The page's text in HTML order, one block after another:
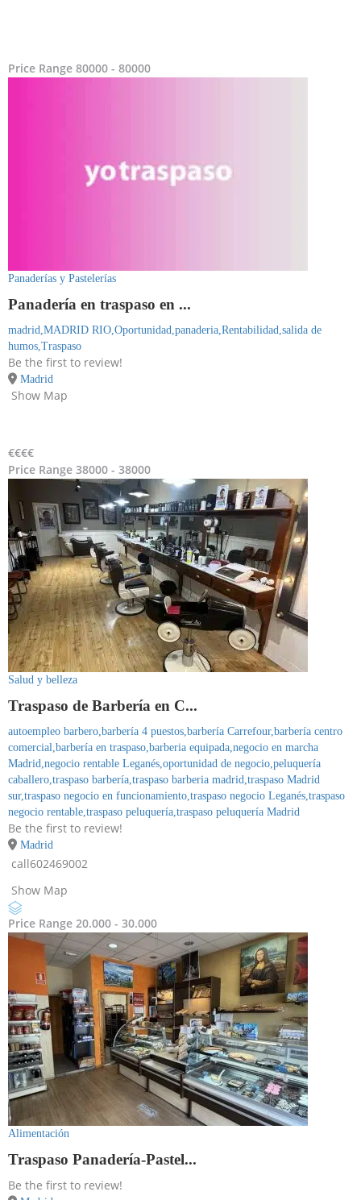
Price Range 80000 - 80000
Panaderías y Pastelerías
Panadería en traspaso en ...
madrid,MADRID RIO,Oportunidad,panaderia,Rentabilidad,salida de
humos,Traspaso
Be the first to review!
Madrid
Show Map
€€€€
Price Range 38000 - 38000
Salud y belleza
Traspaso de Barbería en C...
autoempleo barbero,barbería 4 puestos,barbería Carrefour,barbería centro
comercial,barbería en traspaso,barberia equipada,negocio en marcha
Madrid,negocio rentable Leganés,oportunidad de negocio,peluquería
caballero,traspaso barbería,traspaso barberia madrid,traspaso Madrid
sur,traspaso negocio en funcionamiento,traspaso negocio Leganés,traspaso
negocio rentable,traspaso peluquería,traspaso peluquería Madrid
Be the first to review!
Madrid
call602469002
Show Map
Price Range 20.000 - 30.000
Alimentación
Traspaso Panadería-Pastel...
Be the first to review!